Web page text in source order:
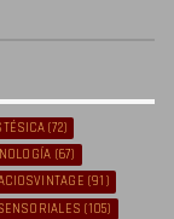
(72)
(67)
(91)
(105)